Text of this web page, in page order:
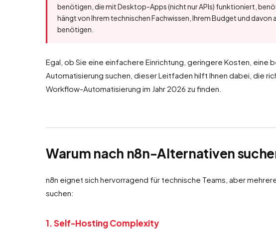
benötigen, die mit Desktop-Apps (nicht nur APIs) funktioniert,
hängt von Ihrem technischen Fachwissen, Ihrem Budget und
benötigen.
Egal, ob Sie eine einfachere Einrichtung, geringere Kosten,
Automatisierung suchen, dieser Leitfaden hilft Ihnen dabei, die
Workflow-Automatisierung im Jahr 2026 zu finden.
Warum nach n8n-Alternativen
n8n eignet sich hervorragend für technische Teams, aber
suchen:
1. Self-Hosting Complexity